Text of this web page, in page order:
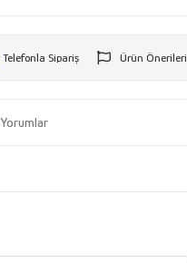
Telefonla Sipariş Ürün Önerileri
Yorumlar